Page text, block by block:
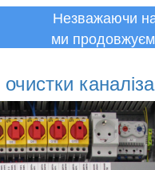
Незважаючи на
ми